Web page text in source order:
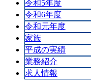
令和5年度
令和6年度
令和元年度
家族
平成の実績
業務紹介
求人情報